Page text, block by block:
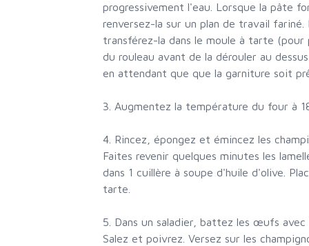
progressivement l'eau. Lorsque la pâte
renversez-la sur un plan de travail
transférez-la dans le moule à tarte
du rouleau avant de la dérouler au
en attendant que que la garniture soit
3. Augmentez la température du four à
4. Rincez, épongez et émincez les
Faites revenir quelques minutes les
dans 1 cuillère à soupe d'huile d'olive.
tarte.
5. Dans un saladier, battez les œufs avec
Salez et poivrez. Versez sur les